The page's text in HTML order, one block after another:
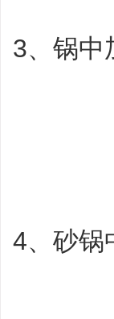
3、锅中
4、砂锅